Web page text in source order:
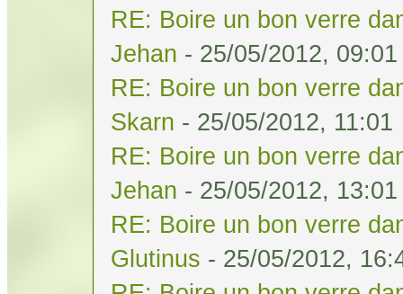
RE: Boire un bon verre
Jehan - 25/05/2012, 09:01
RE: Boire un bon verre
Skarn - 25/05/2012, 11:01
RE: Boire un bon verre
Jehan - 25/05/2012, 13:01
RE: Boire un bon verre
Glutinus - 25/05/2012,